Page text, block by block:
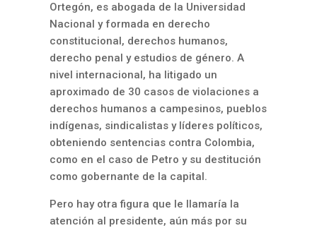
Ortegón, es abogada de la Universidad
Nacional y formada en derecho
constitucional, derechos humanos,
derecho penal y estudios de género. A
nivel internacional, ha litigado un
aproximado de 30 casos de violaciones a
derechos humanos a campesinos, pueblos
indígenas, sindicalistas y líderes políticos,
obteniendo sentencias contra Colombia,
como en el caso de Petro y su destitución
como gobernante de la capital.
Pero hay otra figura que le llamaría la
atención al presidente, aún más por su